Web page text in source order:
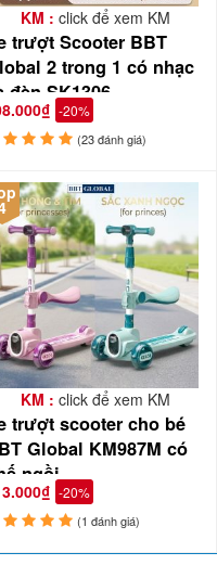
babycuatoi.vn đã qua
về, đảm bảo an toàn
KM : click để xem KM
trượt Scooter BBT
2 trong 1 có nhạc
đèn SK1306
-20%
(23 đánh giá)
KM : click để xem KM
trượt scooter cho bé
Global KM987M có
ngồi
-20%
(1 đánh giá)